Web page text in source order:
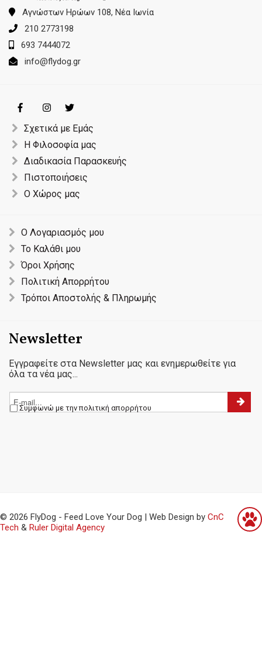
Αγνώστων Ηρώων 108, Νέα Ιωνία
210 2773198
693 7444072
info@flydog.gr
Σχετικά με Εμάς
Η Φιλοσοφία μας
Διαδικασία Παρασκευής
Πιστοποιήσεις
Ο Χώρος μας
Ο Λογαριασμός μου
Το Καλάθι μου
Όροι Χρήσης
Πολιτική Απορρήτου
Τρόποι Αποστολής & Πληρωμής
Newsletter
Εγγραφείτε στα Newsletter μας και ενημερωθείτε για
όλα τα νέα μας...
Συμφωνώ με την πολιτική απορρήτου
© 2026 FlyDog - Feed Love Your Dog | Web Design by CnC
Tech & Ruler Digital Agency